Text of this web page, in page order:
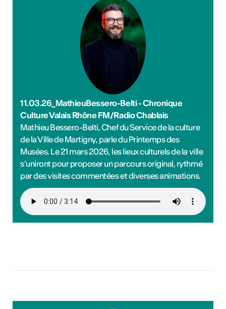
11.03.26_MathieuBessero-Belti - Chronique
Culture Valais Rhône FM/Radio Chablais
Mathieu Bessero-Belti, Chef du Service de la culture
de la Ville de Martigny, parle du Printemps des
Musées. Le 21 mars 2026, les lieux culturels de la ville
s’uniront pour proposer un parcours original, rythmé
par des visites commentées et diverses animations.